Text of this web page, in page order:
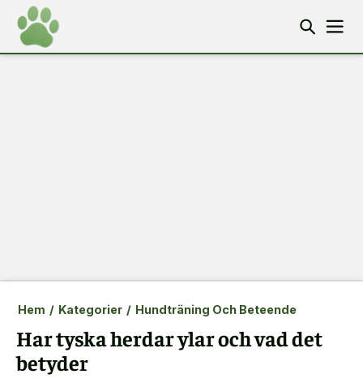
Hem / Kategorier / Hundträning Och Beteende
Har tyska herdar ylar och vad det
betyder